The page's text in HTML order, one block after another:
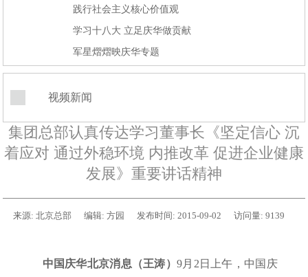
践行社会主义核心价值观
学习十八大 立足庆华做贡献
军星熠熠映庆华专题
视频新闻
集团总部认真传达学习董事长《坚定信心 沉
着应对 通过外稳环境 内推改革 促进企业健康
发展》重要讲话精神
来源: 北京总部 编辑: 方园 发布时间: 2015-09-02 访问量: 9139
中国庆华北京消息（王涛） 9月2日上午，中国庆